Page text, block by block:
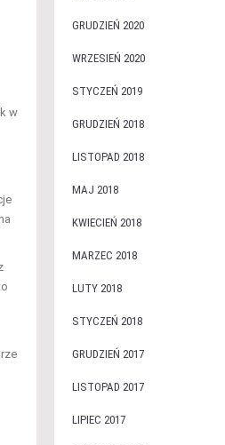
w
GRUDZIEŃ 2020
WRZESIEŃ 2020
STYCZEŃ 2019
GRUDZIEŃ 2018
LISTOPAD 2018
MAJ 2018
KWIECIEŃ 2018
MARZEC 2018
LUTY 2018
STYCZEŃ 2018
GRUDZIEŃ 2017
LISTOPAD 2017
LIPIEC 2017